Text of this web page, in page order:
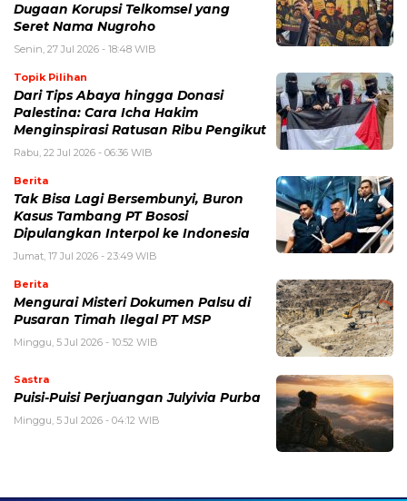
Dugaan Korupsi Telkomsel yang
Seret Nama Nugroho
Senin, 27 Jul 2026 - 18:48 WIB
Topik Pilihan
Dari Tips Abaya hingga Donasi
Palestina: Cara Icha Hakim
Menginspirasi Ratusan Ribu Pengikut
Rabu, 22 Jul 2026 - 06:36 WIB
Berita
Tak Bisa Lagi Bersembunyi, Buron
Kasus Tambang PT Bososi
Dipulangkan Interpol ke Indonesia
Jumat, 17 Jul 2026 - 23:49 WIB
Berita
Mengurai Misteri Dokumen Palsu di
Pusaran Timah Ilegal PT MSP
Minggu, 5 Jul 2026 - 10:52 WIB
Sastra
Puisi-Puisi Perjuangan Julyivia Purba
Minggu, 5 Jul 2026 - 04:12 WIB